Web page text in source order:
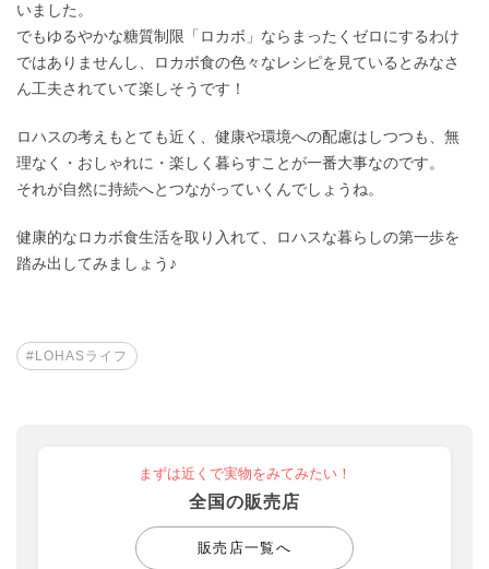
いました。
でもゆるやかな糖質制限「ロカボ」ならまったくゼロにするわけ
ではありませんし、ロカボ食の色々なレシピを見ているとみなさ
ん工夫されていて楽しそうです！
ロハスの考えもとても近く、健康や環境への配慮はしつつも、無
理なく・おしゃれに・楽しく暮らすことが一番大事なのです。
それが自然に持続へとつながっていくんでしょうね。
健康的なロカボ食生活を取り入れて、ロハスな暮らしの第一歩を
踏み出してみましょう♪
#LOHASライフ
まずは近くで実物をみてみたい！
全国の販売店
販売店一覧へ